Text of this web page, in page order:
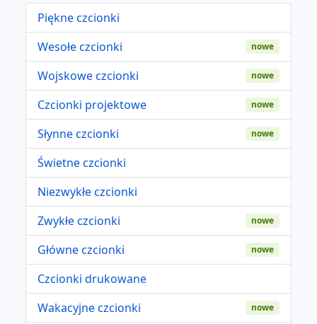
Piękne czcionki
Wesołe czcionki
nowe
Wojskowe czcionki nowe
Czcionki projektowe nowe
Słynne czcionki nowe
Świetne czcionki
Niezwykłe czcionki
Zwykłe czcionki
nowe
Główne czcionki nowe
Czcionki drukowane
Wakacyjne czcionki
nowe